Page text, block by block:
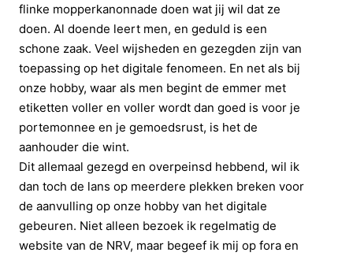
flinke mopperkanonnade doen wat jij wil dat ze
doen. Al doende leert men, en geduld is een
schone zaak. Veel wijsheden en gezegden zijn van
toepassing op het digitale fenomeen. En net als bij
onze hobby, waar als men begint de emmer met
etiketten voller en voller wordt dan goed is voor je
portemonnee en je gemoedsrust, is het de
aanhouder die wint.
Dit allemaal gezegd en overpeinsd hebbend, wil ik
dan toch de lans op meerdere plekken breken voor
de aanvulling op onze hobby van het digitale
gebeuren. Niet alleen bezoek ik regelmatig de
website van de NRV, maar begeef ik mij op fora en